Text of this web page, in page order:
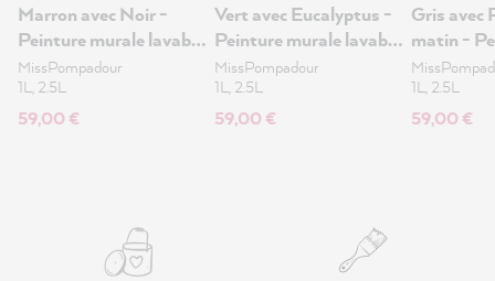
Marron avec Noir -
Peinture murale lavable
2.5L
MissPompadour
1L, 2.5L
59,00 €
Vert avec Eucalyptus -
Peinture murale lavable
2.5L
MissPompadour
1L, 2.5L
59,00 €
Gris avec
matin -
murale
1L, 2.5L
59,00 €